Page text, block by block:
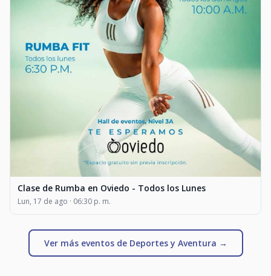
Clase de Rumba en Oviedo - Todos los Lunes
Lun, 17 de ago · 06:30 p. m.
Ver más eventos de Deportes y Aventura →